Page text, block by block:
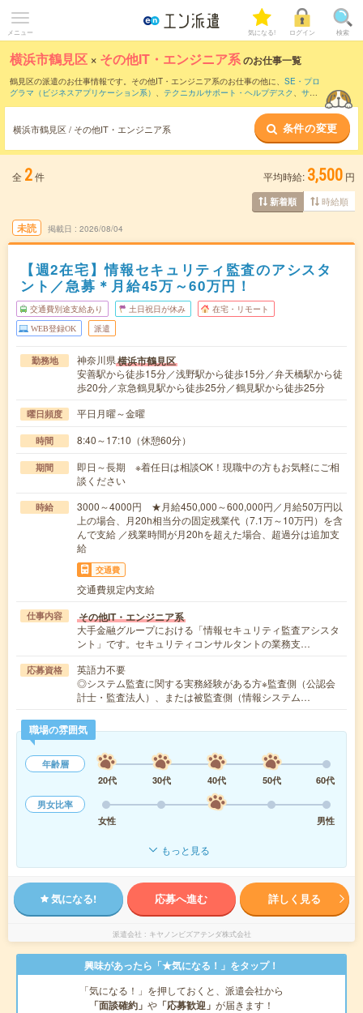
メニュー 気になる! ログイン 検索
横浜市鶴見区 × その他IT・エンジニア系のお仕事一覧
鶴見区の派遣のお仕事情報です。その他IT・エンジニア系のお仕事の他に、 SE・プロ
グラマ（ビジネスアプリケーション系） 、 テクニカルサポート・ヘルプデスク 、 サー
などのこだわり条件で絞り込んでいただけます。
横浜市鶴見区 / その他IT・エンジニア系 条件の変更
全 2件 平均時給: 3,500 円
新着順 時給順
未読 掲載日 2026/08/04
【週2在宅】情報セキュリティ監査のアシスタ
ント／急募＊月給45万～60万円！
交通費別途支給あり 土日祝日が休み 在宅・リモート
WEB登録OK 派遣
勤務地 神奈川県横浜市鶴見区
安善駅から徒歩15分／浅野駅から徒歩15分／弁天橋駅から徒
歩20分／京急鶴見駅から徒歩25分／鶴見駅から徒歩25分
曜日頻度 平日月曜～金曜
時間 8:40～17:10（休憩60分）
期間
即日～長期 ※着任日は相談OK！現職中の方もお気軽にご相
談ください
時給
3000～4000円 ★月給450,000～600,000円／月給50万円以
上の場合、月20h相当分の固定残業代（7.1万～10万円）を含
んで支給 ／残業時間が月20hを超えた場合、超過分は追加支
給
交通費
交通費規定内支給
仕事内容 その他IT・エンジニア系
大手金融グループにおける「情報セキュリティ監査アシスタ
ント」です。セキュリティコンサルタントの業務支…
応募資格
英語力不要
◎システム監査に関する実務経験がある方※監査側（公認会
計士・監査法人）、または被監査側（情報システム…
職場の雰囲気
年齢層
20代
30代 40代 50代
60代
男女比率
女性
男性
もっと見る
気になる! 応募へ進む 詳しく見る
派遣会社 キヤノンビズアテンダ株式会社
興味があったら「★気になる！」をタップ！
「気になる！」を押しておくと、派遣会社から
「面談確約」 や 「応募歓迎」 が届きます！